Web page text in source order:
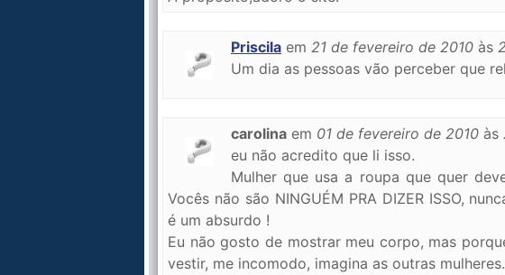
Priscila em 21 de fevereiro de 2010 às
Um dia as pessoas vão perceber que
carolina em 01 de fevereiro de 2010 às
eu não acredito que li isso.
Mulher que usa a roupa que quer
Vocês não são NINGUÉM PRA DIZER ISSO,
é um absurdo !
Eu não gosto de mostrar meu corpo, mas
vestir, me incomodo, imagina as outras mulheres.